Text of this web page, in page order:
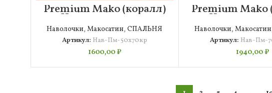
Premium Mako (коралл)
Наволочка 50х70
Наволочки,Макосатин,СПАЛЬНЯ
Артикул: Нав-Пм-50х70кр
1600,00₽
Premium Mako
Наволочка
Наволочки,Макосатин
Артикул: Нав-Пм-
1940,00₽